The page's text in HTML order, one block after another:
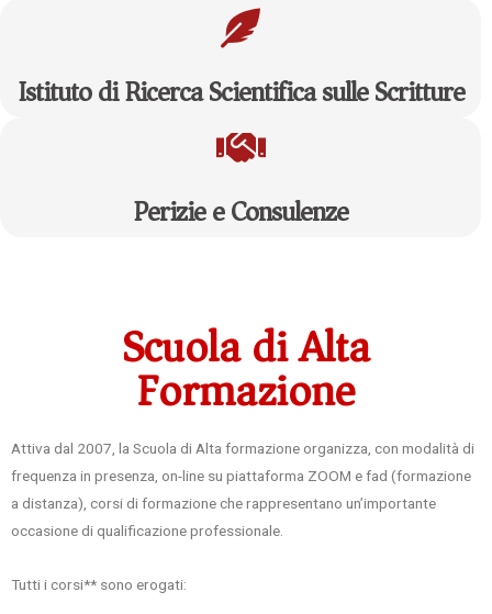
Istituto di Ricerca Scientifica sulle Scritture
Perizie e Consulenze
Scuola di Alta
Formazione
Attiva dal 2007, la Scuola di Alta formazione organizza, con modalità di
frequenza in presenza, on-line su piattaforma ZOOM e fad (formazione
a distanza), corsi di formazione che rappresentano un’importante
occasione di qualificazione professionale.
Tutti i corsi** sono erogati: